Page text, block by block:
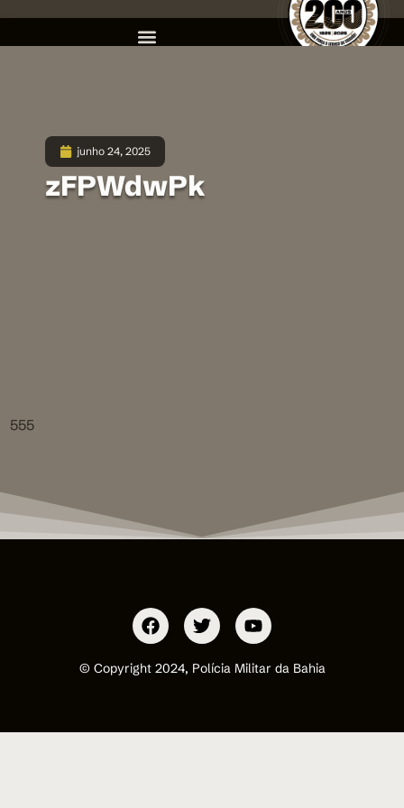
junho 24, 2025
zFPWdwPk
555
© Copyright 2024, Polícia Militar da Bahia